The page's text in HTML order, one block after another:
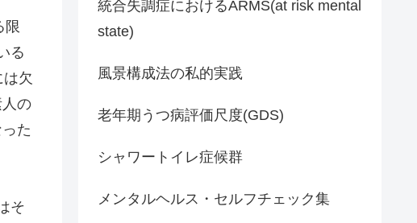
限
る
欠
の
た
そ
統合失調症におけるARMS(at risk mental
state)
風景構成法の私的実践
老年期うつ病評価尺度(GDS)
シャワートイレ症候群
メンタルヘルス・セルフチェック集